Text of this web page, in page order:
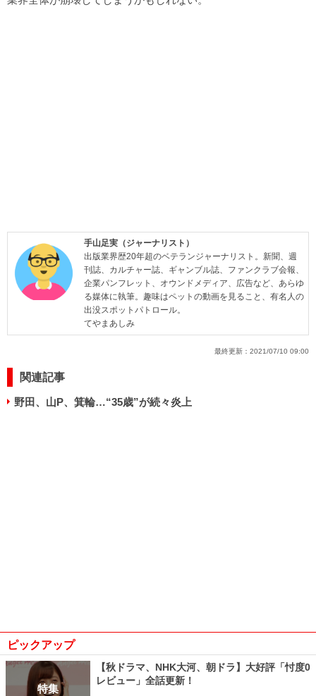
手山足実（ジャーナリスト）
出版業界歴20年超のベテランジャーナリスト。新聞、週
刊誌、カルチャー誌、ギャンブル誌、ファンクラブ会報、
企業パンフレット、オウンドメディア、広告など、あらゆ
る媒体に執筆。趣味はペットの動画を見ること、有名人の
出没スポットパトロール。
てやまあしみ
最終更新： 2021/07/10 09:00
関連記事
野田、山P、箕輪…“35歳”が続々炎上
ピックアップ
特集
【秋ドラマ、NHK大河、朝ドラ】大好評「忖度0
レビュー」全話更新！